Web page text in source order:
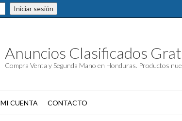
Iniciar sesión
Anuncios Clasificados
Compra Venta y Segunda Mano en Honduras. Productos
MI CUENTA CONTACTO